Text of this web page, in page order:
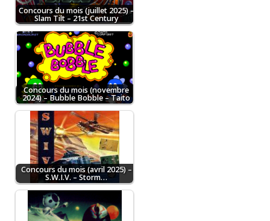
Concours du mois (juillet 2025) –
Slam Tilt – 21st Century
Concours du mois (novembre
2024) – Bubble Bobble – Taito
Concours du mois (avril 2025) –
S.W.I.V. – Storm…